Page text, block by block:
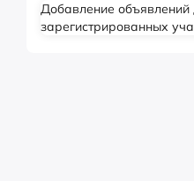
Добавление объявлений
зарегистрированных